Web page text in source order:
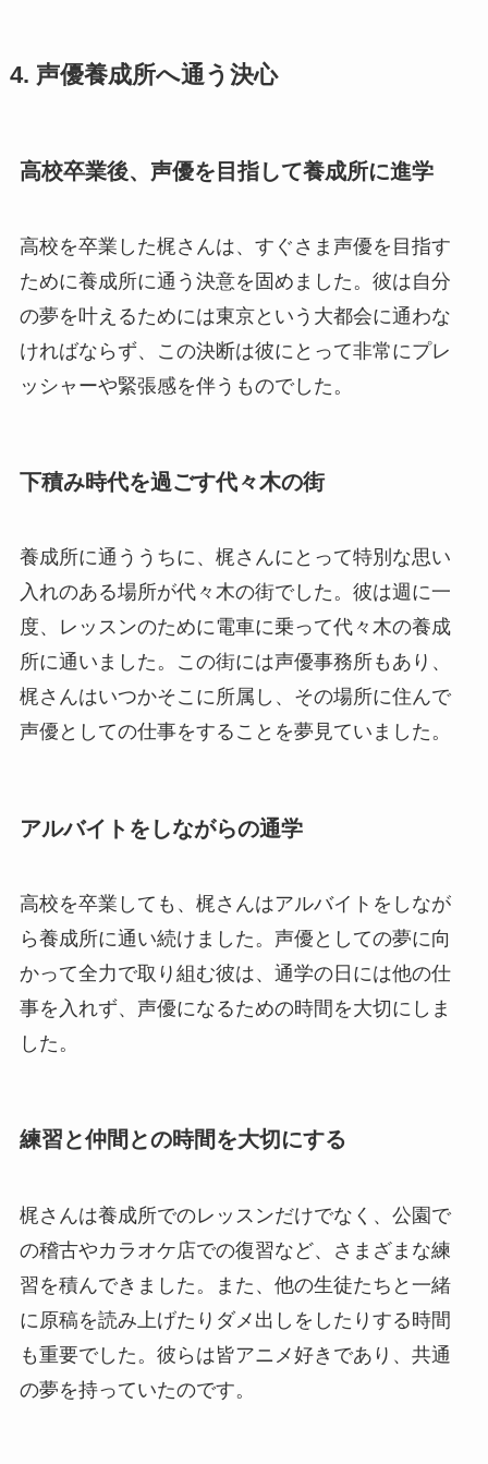
4. 声優養成所へ通う決心
高校卒業後、声優を目指して養成所に進学
高校を卒業した梶さんは、すぐさま声優を目指す
ために養成所に通う決意を固めました。彼は自分
の夢を叶えるためには東京という大都会に通わな
ければならず、この決断は彼にとって非常にプレ
ッシャーや緊張感を伴うものでした。
下積み時代を過ごす代々木の街
養成所に通ううちに、梶さんにとって特別な思い
入れのある場所が代々木の街でした。彼は週に一
度、レッスンのために電車に乗って代々木の養成
所に通いました。この街には声優事務所もあり、
梶さんはいつかそこに所属し、その場所に住んで
声優としての仕事をすることを夢見ていました。
アルバイトをしながらの通学
高校を卒業しても、梶さんはアルバイトをしなが
ら養成所に通い続けました。声優としての夢に向
かって全力で取り組む彼は、通学の日には他の仕
事を入れず、声優になるための時間を大切にしま
した。
練習と仲間との時間を大切にする
梶さんは養成所でのレッスンだけでなく、公園で
の稽古やカラオケ店での復習など、さまざまな練
習を積んできました。また、他の生徒たちと一緒
に原稿を読み上げたりダメ出しをしたりする時間
も重要でした。彼らは皆アニメ好きであり、共通
の夢を持っていたのです。